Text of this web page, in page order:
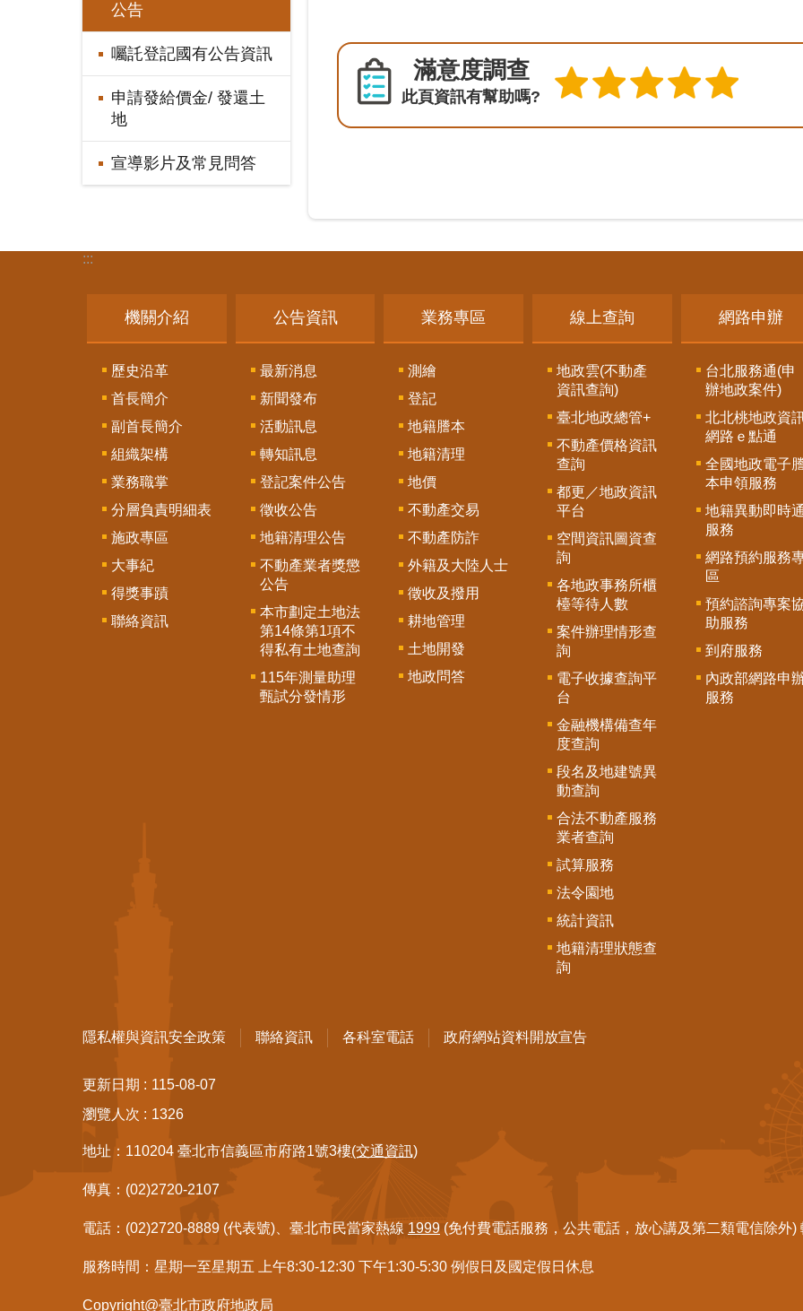
公告
囑託登記國有公告資訊
申請發給價金/ 發還土
地
宣導影片及常見問答
滿意度調查
此頁資訊有幫助嗎?
:::
機關介紹
歷史沿革
首長簡介
副首長簡介
組織架構
業務職掌
分層負責明細表
施政專區
大事紀
得獎事蹟
聯絡資訊
公告資訊
最新消息
新聞發布
活動訊息
轉知訊息
登記案件公告
徵收公告
地籍清理公告
不動產業者獎懲
公告
本市劃定土地法
第14條第1項不
得私有土地查詢
115年測量助理
甄試分發情形
業務專區
測繪
登記
地籍謄本
地籍清理
地價
不動產交易
不動產防詐
外籍及大陸人士
徵收及撥用
耕地管理
土地開發
地政問答
線上查詢
地政雲(不動產
資訊查詢)
臺北地政總管+
不動產價格資訊
查詢
都更／地政資訊
平台
空間資訊圖資查
詢
各地政事務所櫃
檯等待人數
案件辦理情形查
詢
電子收據查詢平
台
金融機構備查年
度查詢
段名及地建號異
動查詢
合法不動產服務
業者查詢
試算服務
法令園地
統計資訊
地籍清理狀態查
詢
網路申辦
台北服務通(申
辦地政案件)
北北桃地政資
網路ｅ點通
全國地政電子
本申領服務
地籍異動即時
服務
網路預約服務
區
預約諮詢專案
助服務
到府服務
內政部網路申
服務
隱私權與資訊安全政策 聯絡資訊 各科室電話 政府網站資料開放宣告
更新日期
115-08-07
瀏覽人次
1326
地址：110204 臺北市信義區市府路1號3樓(交通資訊)
傳真：(02)2720-2107
電話：(02)2720-8889 (代表號)、臺北市民當家熱線 1999 (免付費電話服務，公共電話，放心講及第二類電信除外
服務時間：星期一至星期五 上午8:30-12:30 下午1:30-5:30 例假日及國定假日休息
Copyright@臺北市政府地政局